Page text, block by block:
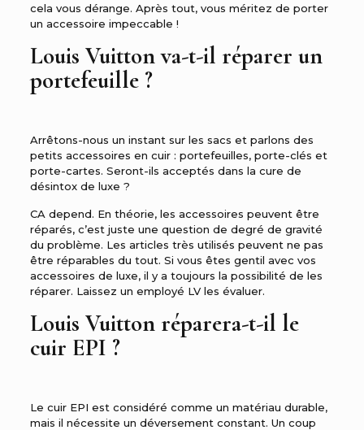
cela vous dérange. Après tout, vous méritez de porter
un accessoire impeccable !
Louis Vuitton va-t-il réparer un
portefeuille ?
Arrêtons-nous un instant sur les sacs et parlons des
petits accessoires en cuir : portefeuilles, porte-clés et
porte-cartes. Seront-ils acceptés dans la cure de
désintox de luxe ?
CA depend. En théorie, les accessoires peuvent être
réparés, c’est juste une question de degré de gravité
du problème. Les articles très utilisés peuvent ne pas
être réparables du tout. Si vous êtes gentil avec vos
accessoires de luxe, il y a toujours la possibilité de les
réparer. Laissez un employé LV les évaluer.
Louis Vuitton réparera-t-il le
cuir EPI ?
Le cuir EPI est considéré comme un matériau durable,
mais il nécessite un déversement constant. Un coup